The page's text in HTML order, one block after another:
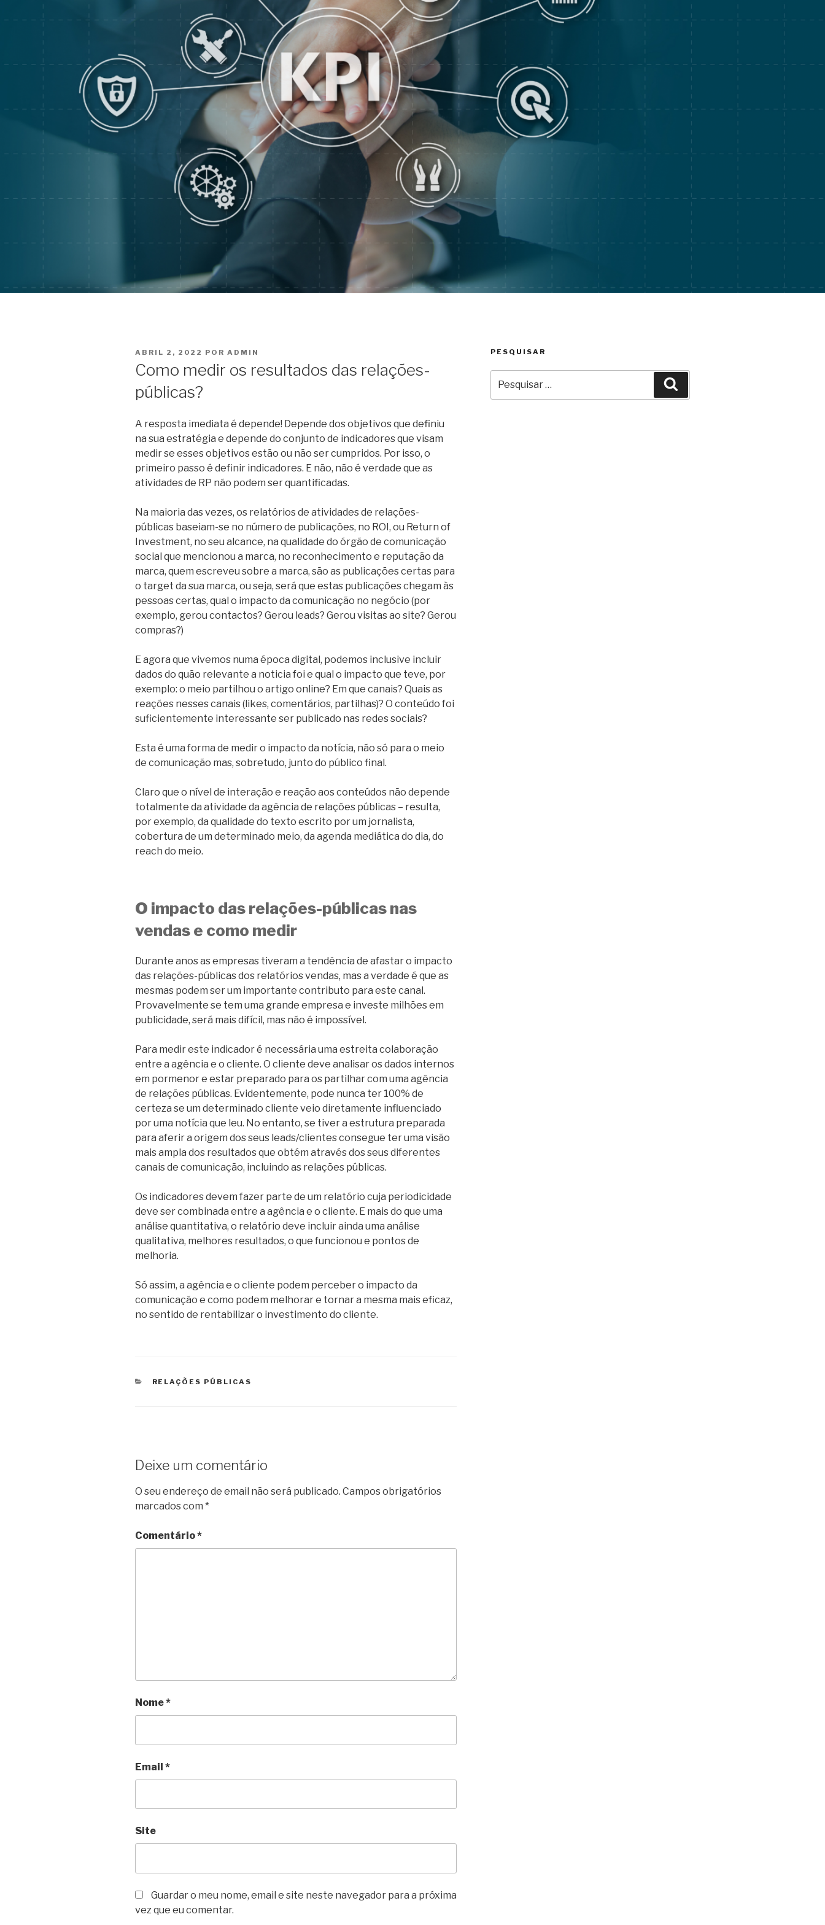
PUBLICADO
ABRIL 2, 2022 POR ADMIN
Como medir os resultados das relações-
públicas?
A resposta imediata é depende! Depende dos objetivos que definiu
na sua estratégia e depende do conjunto de indicadores que visam
medir se esses objetivos estão ou não ser cumpridos. Por isso, o
primeiro passo é definir indicadores. E não, não é verdade que as
atividades de RP não podem ser quantificadas.
Na maioria das vezes, os relatórios de atividades de relações-
públicas baseiam-se no número de publicações, no ROI, ou Return of
Investment, no seu alcance, na qualidade do órgão de comunicação
social que mencionou a marca, no reconhecimento e reputação da
marca, quem escreveu sobre a marca, são as publicações certas para
o target da sua marca, ou seja, será que estas publicações chegam às
pessoas certas, qual o impacto da comunicação no negócio (por
exemplo, gerou contactos? Gerou leads? Gerou visitas ao site? Gerou
compras?)
E agora que vivemos numa época digital, podemos inclusive incluir
dados do quão relevante a noticia foi e qual o impacto que teve, por
exemplo: o meio partilhou o artigo online? Em que canais? Quais as
reações nesses canais (likes, comentários, partilhas)? O conteúdo foi
suficientemente interessante ser publicado nas redes sociais?
Esta é uma forma de medir o impacto da notícia, não só para o meio
de comunicação mas, sobretudo, junto do público final.
Claro que o nível de interação e reação aos conteúdos não depende
totalmente da atividade da agência de relações públicas – resulta,
por exemplo, da qualidade do texto escrito por um jornalista,
cobertura de um determinado meio, da agenda mediática do dia, do
reach do meio.
O impacto das relações-públicas nas
vendas e como medir
Durante anos as empresas tiveram a tendência de afastar o impacto
das relações-públicas dos relatórios vendas, mas a verdade é que as
mesmas podem ser um importante contributo para este canal.
Provavelmente se tem uma grande empresa e investe milhões em
publicidade, será mais difícil, mas não é impossível.
Para medir este indicador é necessária uma estreita colaboração
entre a agência e o cliente. O cliente deve analisar os dados internos
em pormenor e estar preparado para os partilhar com uma agência
de relações públicas. Evidentemente, pode nunca ter 100% de
certeza se um determinado cliente veio diretamente influenciado
por uma notícia que leu. No entanto, se tiver a estrutura preparada
para aferir a origem dos seus leads/clientes consegue ter uma visão
mais ampla dos resultados que obtém através dos seus diferentes
canais de comunicação, incluindo as relações públicas.
Os indicadores devem fazer parte de um relatório cuja periodicidade
deve ser combinada entre a agência e o cliente. E mais do que uma
análise quantitativa, o relatório deve incluir ainda uma análise
qualitativa, melhores resultados, o que funcionou e pontos de
melhoria.
Só assim, a agência e o cliente podem perceber o impacto da
comunicação e como podem melhorar e tornar a mesma mais eficaz,
no sentido de rentabilizar o investimento do cliente.
CATEGORIAS
RELAÇÕES PÚBLICAS
Deixe um comentário
O seu endereço de email não será publicado. Campos obrigatórios
marcados com *
Comentário*
Nome*
Email *
Site
Guardar o meu nome, email e site neste navegador para a próxima
vez que eu comentar.
PESQUISAR
por: